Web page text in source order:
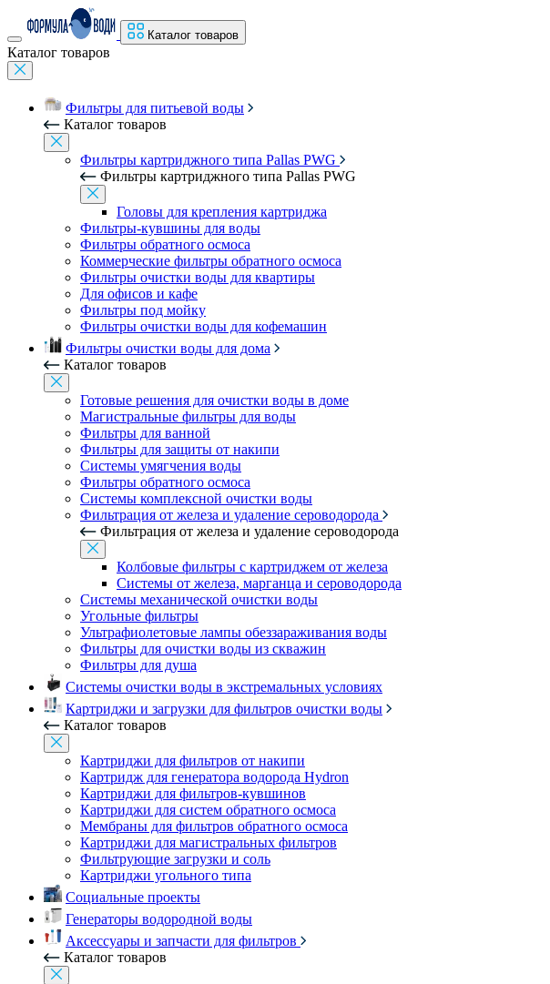
Каталог товаров
Каталог товаров
Фильтры для питьевой воды
Каталог товаров
Фильтры картриджного типа Pallas PWG
Фильтры картриджного типа Pallas PWG
Головы для крепления картриджа
Фильтры-кувшины для воды
Фильтры обратного осмоса
Коммерческие фильтры обратного осмоса
Фильтры очистки воды для квартиры
Для офисов и кафе
Фильтры под мойку
Фильтры очистки воды для кофемашин
Фильтры очистки воды для дома
Каталог товаров
Готовые решения для очистки воды в доме
Магистральные фильтры для воды
Фильтры для ванной
Фильтры для защиты от накипи
Системы умягчения воды
Фильтры обратного осмоса
Системы комплексной очистки воды
Фильтрация от железа и удаление сероводорода
Фильтрация от железа и удаление сероводорода
Колбовые фильтры с картриджем от железа
Системы от железа, марганца и сероводорода
Системы механической очистки воды
Угольные фильтры
Ультрафиолетовые лампы обеззараживания воды
Фильтры для очистки воды из скважин
Фильтры для душа
Системы очистки воды в экстремальных условиях
Картриджи и загрузки для фильтров очистки воды
Каталог товаров
Картриджи для фильтров от накипи
Картридж для генератора водорода Hydron
Картриджи для фильтров-кувшинов
Картриджи для систем обратного осмоса
Мембраны для фильтров обратного осмоса
Картриджи для магистральных фильтров
Фильтрующие загрузки и соль
Картриджи угольного типа
Социальные проекты
Генераторы водородной воды
Аксессуары и запчасти для фильтров
Каталог товаров